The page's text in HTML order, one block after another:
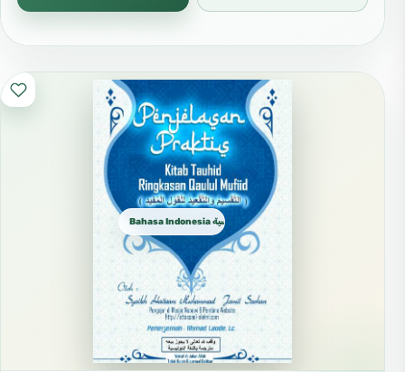
Bahasa Indonesia الإندونيسية